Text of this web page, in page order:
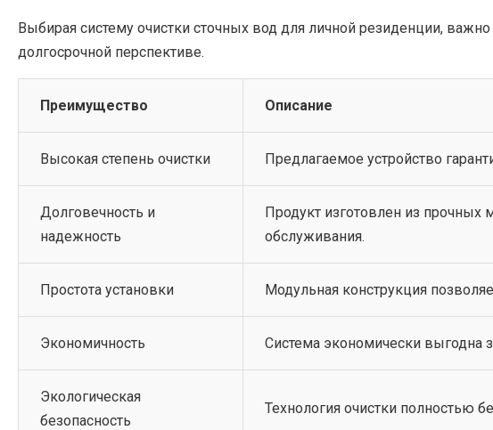
Выбирая систему очистки сточных вод для личной резиденции,
долгосрочной перспективе.
Преимущество Описание
Высокая степень очистки Предлагаемое устройство
Долговечность и
надежность
Продукт изготовлен из прочных
обслуживания.
Простота установки Модульная конструкция
Экономичность Система экономически выгодна
Экологическая
безопасность
Технология очистки полностью